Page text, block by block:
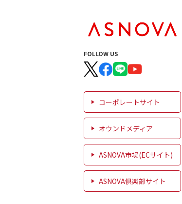
FOLLOW US
コーポレートサイト
オウンドメディア
ASNOVA市場(ECサイト)
ASNOVA倶楽部サイト